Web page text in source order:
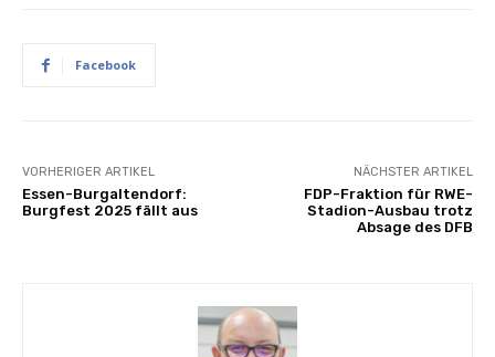
Facebook
VORHERIGER ARTIKEL
Essen-Burgaltendorf:
Burgfest 2025 fällt aus
NÄCHSTER ARTIKEL
FDP-Fraktion für RWE-
Stadion-Ausbau trotz
Absage des DFB